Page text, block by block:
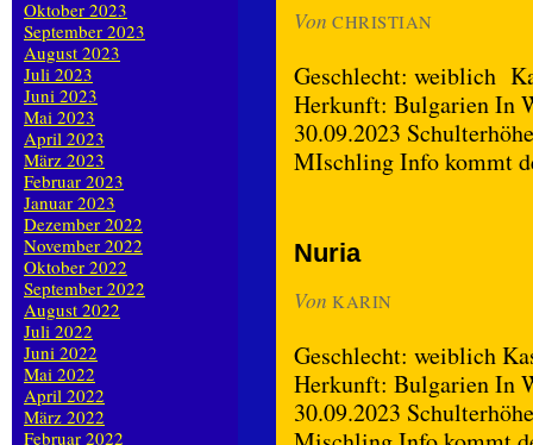
Von CHRISTIAN
Geschlecht: weiblich
Herkunft: Bulgarien In
30.09.2023
MIschling Info kommt
Nuria
Von KARIN
Geschlecht: weiblich
Herkunft: Bulgarien In
30.09.2023
Oktober 2023
September 2023
August 2023
Juli 2023
Juni 2023
Mai 2023
April 2023
März 2023
Februar 2023
Januar 2023
Dezember 2022
November 2022
Oktober 2022
September 2022
August 2022
Juli 2022
Juni 2022
Mai 2022
April 2022
März 2022
Februar 2022